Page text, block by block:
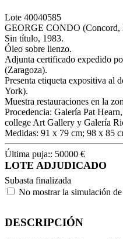
Lote 40040585
GEORGE CONDO (Concord,
Sin título, 1983.
Óleo sobre lienzo.
Adjunta certificado expedido
(Zaragoza).
Presenta etiqueta expositiva al
York).
Muestra restauraciones en la
Procedencia: Galería Pat
college Art Gallery y Galería
Medidas: 91 x 79 cm; 98 x 85
Última puja:: 50000 €
LOTE ADJUDICADO
Subasta finalizada
No mostrar la simulación
DESCRIPCIÓN